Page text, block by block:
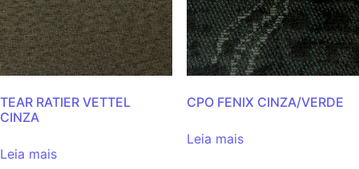
TEAR RATIER VETTEL
CINZA
Leia mais
CPO FENIX CINZA/VERDE
Leia mais